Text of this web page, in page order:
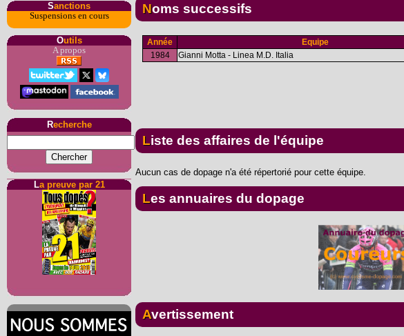
Sanctions
Suspensions en cours
Outils
A propos
Recherche
La preuve par 21
Noms successifs
Année Equipe
1984
Gianni Motta - Linea M.D. Italia
Liste des affaires de l'équipe
Aucun cas de dopage n'a été répertorié pour cette équipe.
Les annuaires du dopage
Avertissement